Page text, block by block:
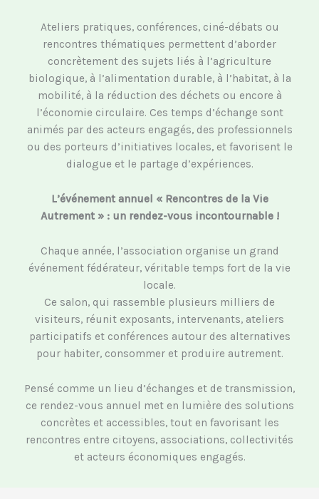
Ateliers pratiques, conférences, ciné-débats ou
rencontres thématiques permettent d’aborder
concrètement des sujets liés à l’agriculture
biologique, à l’alimentation durable, à l’habitat, à la
mobilité, à la réduction des déchets ou encore à
l’économie circulaire. Ces temps d’échange sont
animés par des acteurs engagés, des professionnels
ou des porteurs d’initiatives locales, et favorisent le
dialogue et le partage d’expériences.
L’événement annuel « Rencontres de la Vie
Autrement » : un rendez-vous incontournable !
Chaque année, l’association organise un grand
événement fédérateur, véritable temps fort de la vie
locale.
Ce salon, qui rassemble plusieurs milliers de
visiteurs, réunit exposants, intervenants, ateliers
participatifs et conférences autour des alternatives
pour habiter, consommer et produire autrement.
Pensé comme un lieu d’échanges et de transmission,
ce rendez-vous annuel met en lumière des solutions
concrètes et accessibles, tout en favorisant les
rencontres entre citoyens, associations, collectivités
et acteurs économiques engagés.